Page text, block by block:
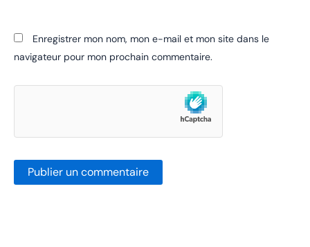
Enregistrer mon nom, mon e-mail et mon site dans le
navigateur pour mon prochain commentaire.